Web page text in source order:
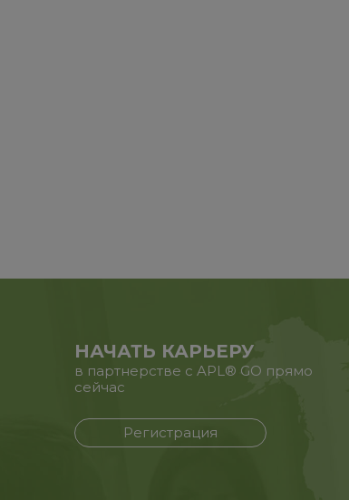
НАЧАТЬ КАРЬЕРУ
в партнерстве с APL® GO прямо
сейчас
Регистрация